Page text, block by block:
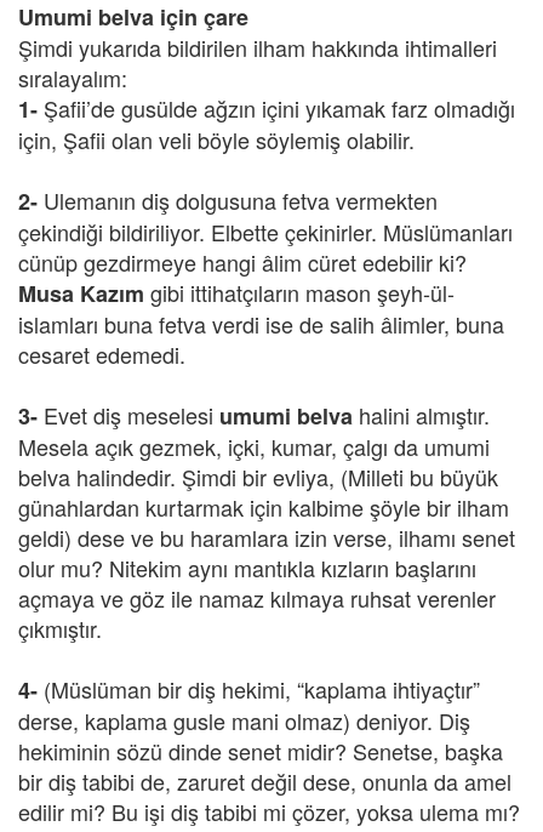
Umumi belva için çare
Şimdi yukarıda bildirilen ilham hakkında ihtimalleri
sıralayalım:
1- Şafii’de gusülde ağzın içini yıkamak farz olmadığı
için, Şafii olan veli böyle söylemiş olabilir.
2- Ulemanın diş dolgusuna fetva vermekten
çekindiği bildiriliyor. Elbette çekinirler. Müslümanları
cünüp gezdirmeye hangi âlim cüret edebilir ki?
Musa Kazım gibi ittihatçıların mason şeyh-ül-
islamları buna fetva verdi ise de salih âlimler, buna
cesaret edemedi.
3- Evet diş meselesi umumi belva halini almıştır.
Mesela açık gezmek, içki, kumar, çalgı da umumi
belva halindedir. Şimdi bir evliya, (Milleti bu büyük
günahlardan kurtarmak için kalbime şöyle bir ilham
geldi) dese ve bu haramlara izin verse, ilhamı senet
olur mu? Nitekim aynı mantıkla kızların başlarını
açmaya ve göz ile namaz kılmaya ruhsat verenler
çıkmıştır.
4- (Müslüman bir diş hekimi, “kaplama ihtiyaçtır”
derse, kaplama gusle mani olmaz) deniyor. Diş
hekiminin sözü dinde senet midir? Senetse, başka
bir diş tabibi de, zaruret değil dese, onunla da amel
edilir mi? Bu işi diş tabibi mi çözer, yoksa ulema mı?